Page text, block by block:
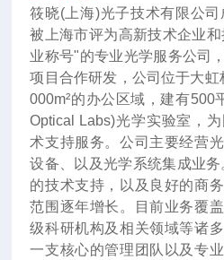
筱晓(上海)光子技术有限公
被上海市评为高新技术企业
业称号"的专业光学服务公司
项目合作研发，公司位于大
000m²的办公区域，建有500
Optical Labs)光学实验室，
术支持服务。公司主要经营
设备、以及光学系统集成业务
的技术支持，以及良好的商
范围逐年增长。目前业务覆
级科研机构及相关领域等诸
一支核心的管理团队以及专